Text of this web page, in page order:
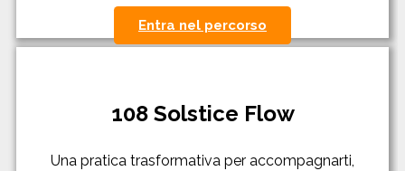
Entra nel percorso
108 Solstice Flow
Una pratica trasformativa per accompagnarti,